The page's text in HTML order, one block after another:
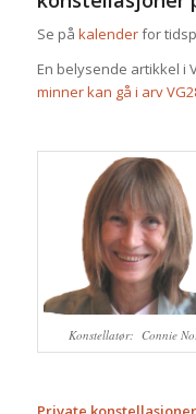
Se på kalenderfor
En belysende artikkel i
minner kan gå i arv
Konstellatør: Connie